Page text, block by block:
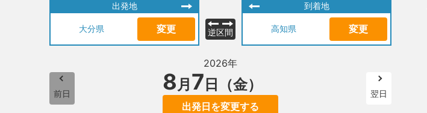
出発地
大分県 変更 逆区間
到着地
高知県 変更
前日
2026年
8月 7 日（金）
出発日を変更する
翌日